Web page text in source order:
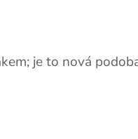
je to nová